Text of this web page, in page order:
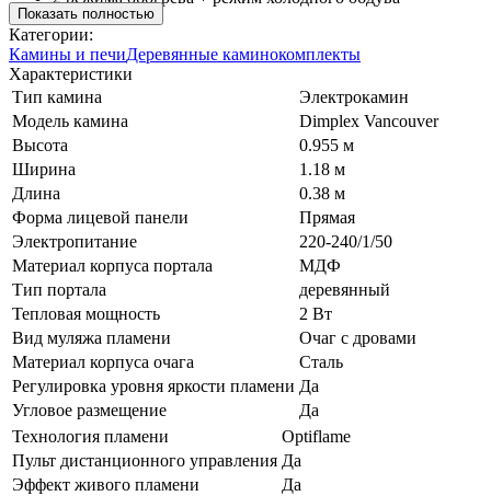
Показать полностью
Категории:
Камины и печиДеревянные каминокомплекты
Характеристики
Тип камина
Электрокамин
Модель камина
Dimplex Vancouver
Высота
0.955 м
Ширина
1.18 м
Длина
0.38 м
Форма лицевой панели
Прямая
Электропитание
220-240/1/50
Материал корпуса портала
МДФ
Тип портала
деревянный
Тепловая мощность
2 Вт
Вид муляжа пламени
Очаг с дровами
Материал корпуса очага
Сталь
Регулировка уровня яркости пламени Да
Угловое размещение
Да
Технология пламени
Optiflame
Пульт дистанционного управления Да
Эффект живого пламени
Да